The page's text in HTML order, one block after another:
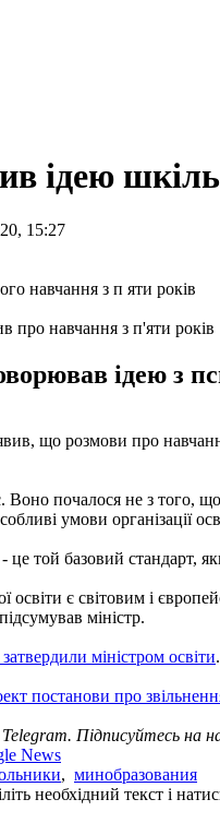
ідею
15:27
про навчання з п'яти років
ідею з
що розмови про
почалося не з того,
умови організації
той базовий стандарт,
освіти є світовим і
міністр.
міністром освіти
постанови про
Підписуйтесь на
News
, минобразования
необхідний текст і